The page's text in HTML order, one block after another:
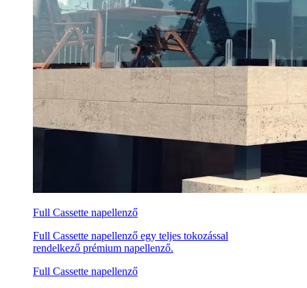
Full Cassette napellenző
Full Cassette napellenző egy teljes tokozással
rendelkező prémium napellenző.
Full Cassette napellenző